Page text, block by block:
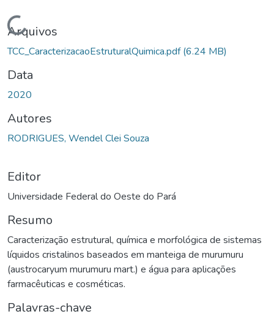
Carregando...
Arquivos
TCC_CaracterizacaoEstruturalQuimica.pdf(6.24 MB)
Data
2020
Autores
RODRIGUES, Wendel Clei Souza
Editor
Universidade Federal do Oeste do Pará
Resumo
Caracterização estrutural, química e morfológica de sistemas
líquidos cristalinos baseados em manteiga de murumuru
(austrocaryum murumuru mart.) e água para aplicações
farmacêuticas e cosméticas.
Palavras-chave